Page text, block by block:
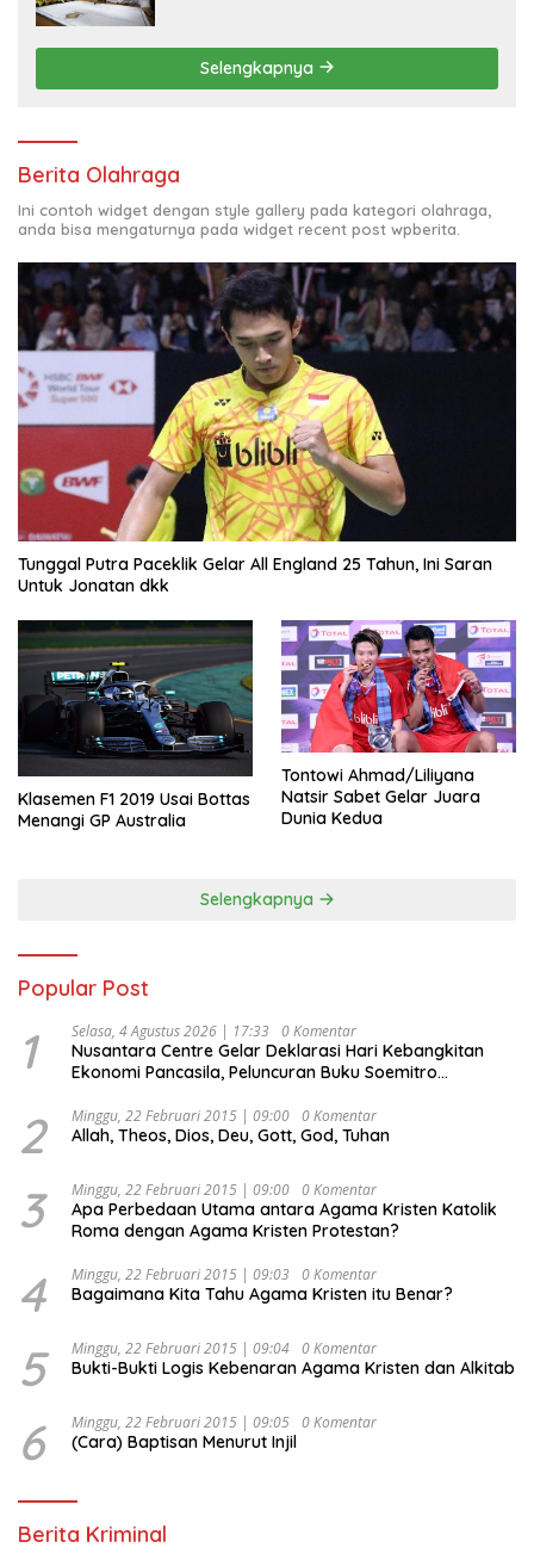
Selengkapnya
Berita Olahraga
Ini contoh widget dengan style gallery pada kategori olahraga,
anda bisa mengaturnya pada widget recent post wpberita.
Tunggal Putra Paceklik Gelar All England 25 Tahun, Ini Saran
Untuk Jonatan dkk
Klasemen F1 2019 Usai Bottas
Menangi GP Australia
Tontowi Ahmad/Liliyana
Natsir Sabet Gelar Juara
Dunia Kedua
Selengkapnya
Popular Post
1 Selasa, 4 Agustus 2026 | 17:33 0 Komentar
Nusantara Centre Gelar Deklarasi Hari Kebangkitan
Ekonomi Pancasila, Peluncuran Buku Soemitro
Ekonomi Politik Indonesia) & Simposium Nasional
“Urgensi Undang-Undang Perekonomian Nasional dan
Indonesia Emas 2045”,
2 Minggu, 22 Februari 2015 | 09:00 0 Komentar
Allah, Theos, Dios, Deu, Gott, God, Tuhan
3 Minggu, 22 Februari 2015 | 09:00 0 Komentar
Apa Perbedaan Utama antara Agama Kristen Katolik
Roma dengan Agama Kristen Protestan?
4 Minggu, 22 Februari 2015 | 09:03 0 Komentar
Bagaimana Kita Tahu Agama Kristen itu Benar?
5 Minggu, 22 Februari 2015 | 09:04 0 Komentar
Bukti-Bukti Logis Kebenaran Agama Kristen dan Alkitab
6 Minggu, 22 Februari 2015 | 09:05 0 Komentar
(Cara) Baptisan Menurut Injil
Berita Kriminal